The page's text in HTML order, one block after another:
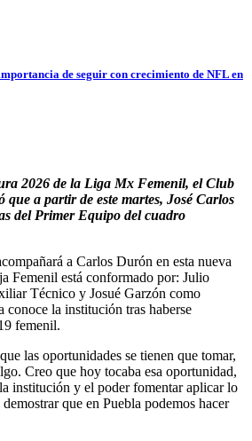
de seguir con crecimiento de NFL en
2026 de la Liga Mx Femenil, el Club
a partir de este martes, José Carlos
del Primer Equipo del cuadro
a Carlos Durón en esta nueva
Femenil está conformado por: Julio
Técnico y Josué Garzón como
conoce la institución tras haberse
femenil.
las oportunidades se tienen que tomar,
Creo que hoy tocaba esa oportunidad,
institución y el poder fomentar aplicar lo
que en Puebla podemos hacer